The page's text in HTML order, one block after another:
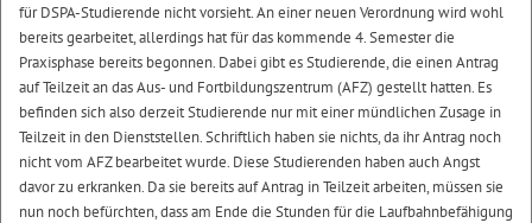
für DSPA-Studierende nicht vorsieht. An einer neuen Verordnung wird wohl
bereits gearbeitet, allerdings hat für das kommende 4. Semester die
Praxisphase bereits begonnen. Dabei gibt es Studierende, die einen Antrag
auf Teilzeit an das Aus- und Fortbildungszentrum (AFZ) gestellt hatten. Es
befinden sich also derzeit Studierende nur mit einer mündlichen Zusage in
Teilzeit in den Dienststellen. Schriftlich haben sie nichts, da ihr Antrag noch
nicht vom AFZ bearbeitet wurde. Diese Studierenden haben auch Angst
davor zu erkranken. Da sie bereits auf Antrag in Teilzeit arbeiten, müssen sie
nun noch befürchten, dass am Ende die Stunden für die Laufbahnbefähigung